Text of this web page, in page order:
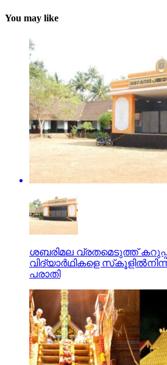
You may like
ശബരിമല വ്രതമെടുത്ത് കറുപ്പ്
വിദ്യാര്‍ഥികളെ
പരാതി